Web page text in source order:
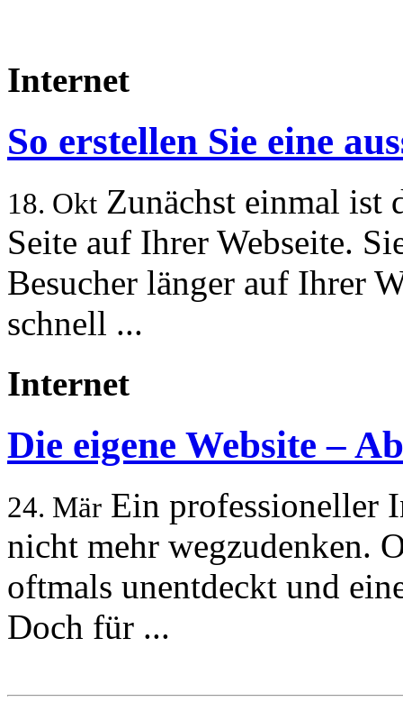
Internet
So erstellen Sie eine
18. Okt Zunächst einmal ist
Seite auf Ihrer Webseite.
Besucher länger auf Ihrer
schnell ...
Internet
Die eigene Website –
24. Mär Ein professioneller
nicht mehr wegzudenken.
oftmals unentdeckt und
Doch für ...